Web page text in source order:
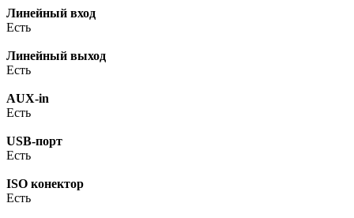
Линейный вход
Есть
Линейный выход
Есть
AUX-in
Есть
USB-порт
Есть
ISO конектор
Есть